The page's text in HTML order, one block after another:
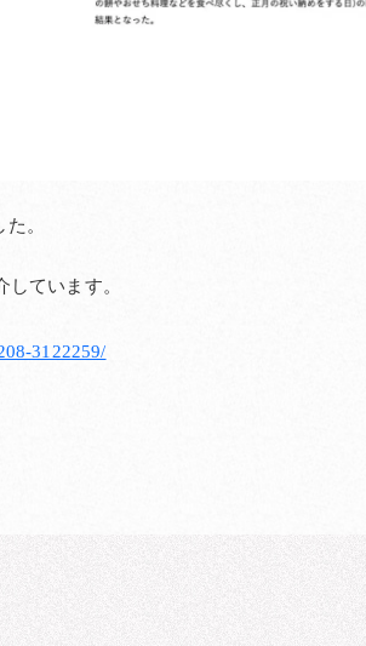
。
しています。
3122259/